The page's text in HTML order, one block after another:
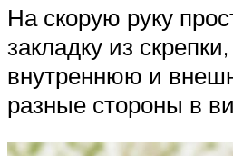
На скорую руку
закладку из
внутреннюю и
разные стороны в